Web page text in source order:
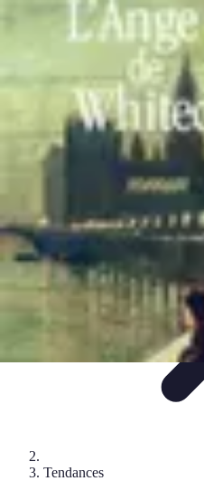
Gadgets HiTech
Sécurité technologique
Informatique portable
Gadgets HiTech
Tendances